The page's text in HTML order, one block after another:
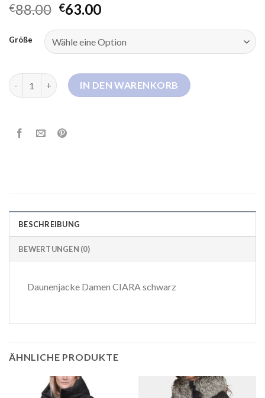
€88.00 €63.00
Größe
rock and blue daunenmantel Menge
IN DEN WARENKORB
BESCHREIBUNG
BEWERTUNGEN (0)
Daunenjacke Damen CIARA schwarz
ÄHNLICHE PRODUKTE